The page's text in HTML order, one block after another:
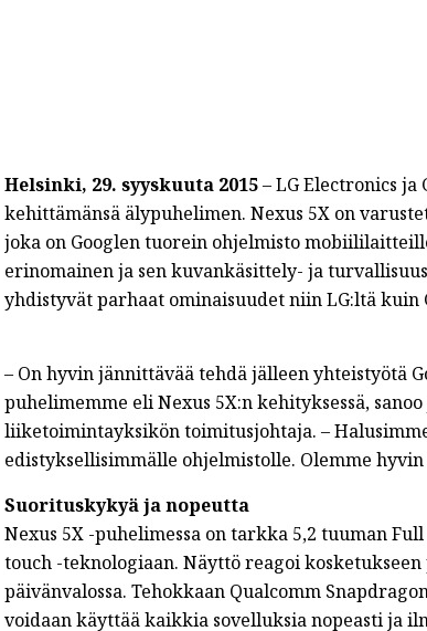
Helsinki, 29. syyskuuta 2015– LG Electronics
kehittämänsä älypuhelimen. Nexus 5X on
joka on Googlen tuorein ohjelmisto
erinomainen ja sen kuvankäsittely- ja
yhdistyvät parhaat ominaisuudet niin LG:ltä kuin
– On hyvin jännittävää tehdä jälleen yhteistyötä
puhelimemme eli Nexus 5X:n kehityksessä, sanoo
liiketoimintayksikön toimitusjohtaja. –
edistyksellisimmälle ohjelmistolle. Olemme
Suorituskykyä ja nopeutta
Nexus 5X -puhelimessa on tarkka 5,2 tuuman
touch -teknologiaan. Näyttö reagoi
päivänvalossa. Tehokkaan Qualcomm
voidaan käyttää kaikkia sovelluksia nopeasti ja